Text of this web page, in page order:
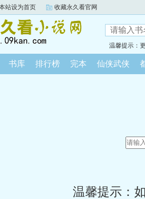
站设为首页 收藏永久看官网
温馨提示：
书库 排行榜 完本 仙侠武侠
温馨提示：